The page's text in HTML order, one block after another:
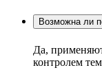
Возможна ли
Да,
контролем